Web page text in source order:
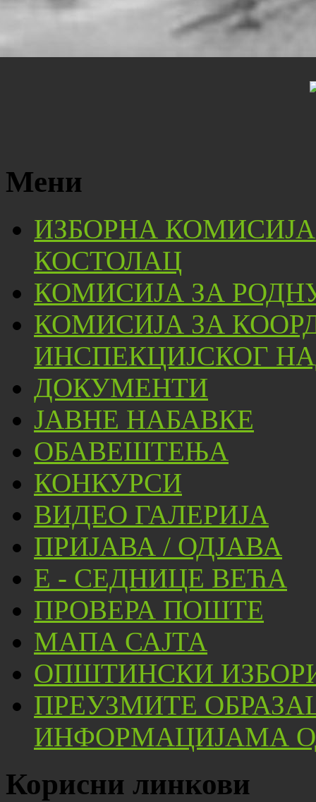
Мени
ИЗБОРНА
КОСТОЛАЦ
КОМИСИЈА ЗА
КОМИСИЈА ЗА
ИНСПЕКЦИЈСКОГ
ДОКУМЕНТИ
ЈАВНЕ НАБАВКЕ
ОБАВЕШТЕЊА
КОНКУРСИ
ВИДЕО ГАЛЕРИЈА
ПРИЈАВА / ОДЈАВА
Е - СЕДНИЦЕ ВЕЋА
ПРОВЕРА ПОШТЕ
МАПА САЈТА
ОПШТИНСКИ
ПРЕУЗМИТЕ
ИНФОРМАЦИЈАМА
Корисни линкови